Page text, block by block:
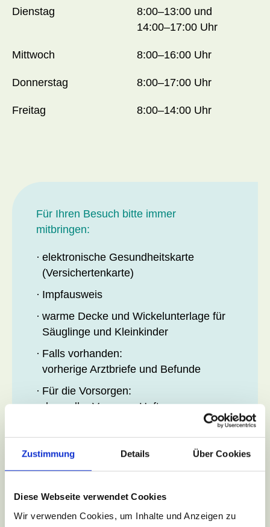
Zustimmung Details Über Cookies
Diese Webseite verwendet Cookies
Wir verwenden Cookies, um Inhalte und Anzeigen zu
Dienstag
8:00–13:00 und
14:00–17:00 Uhr
Mittwoch 8:00–16:00 Uhr
Donnerstag 8:00–17:00 Uhr
Freitag 8:00–14:00 Uhr
Für Ihren Besuch bitte immer
mitbringen:
elektronische Gesundheitskarte
(Versichertenkarte)
Impfausweis
warme Decke und Wickelunterlage für
Säuglinge und Kleinkinder
Falls vorhanden:
vorherige Arztbriefe und Befunde
Für die Vorsorgen:
das gelbe Vorsorge-Heft
Zur U2 und U3: Mutterpass und